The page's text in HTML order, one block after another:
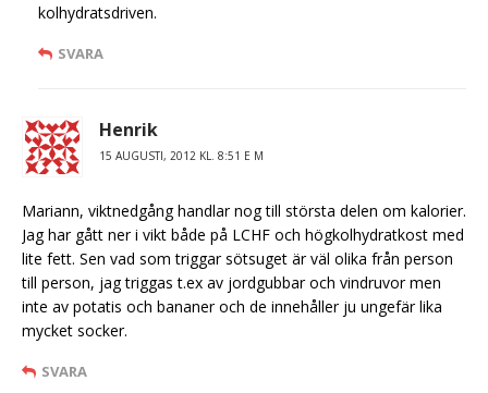
kolhydratsdriven.
SVARA
Henrik
15 AUGUSTI, 2012 KL. 8:51 E M
Mariann, viktnedgång handlar nog till största delen om kalorier.
Jag har gått ner i vikt både på LCHF och högkolhydratkost med
lite fett. Sen vad som triggar sötsuget är väl olika från person
till person, jag triggas t.ex av jordgubbar och vindruvor men
inte av potatis och bananer och de innehåller ju ungefär lika
mycket socker.
SVARA